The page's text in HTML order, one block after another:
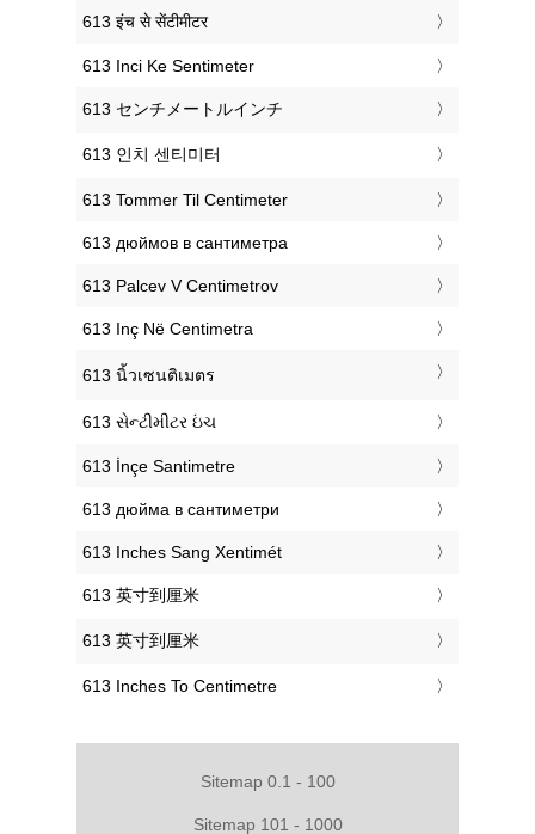
‎613 इंच से सेंटीमीटर
‎613 Inci Ke Sentimeter
‎613 センチメートルインチ
‎613 인치 센티미터
‎613 Tommer Til Centimeter
‎613 дюймов в сантиметра
‎613 Palcev V Centimetrov
‎613 Inç Në Centimetra
‎613 นิ้วเซนติเมตร
‎613 સેન્ટીમીટર ઇંચ
‎613 İnçe Santimetre
‎613 дюйма в сантиметри
‎613 Inches Sang Xentimét
‎613 英寸到厘米
‎613 英寸到厘米
‎613 Inches To Centimetre
Sitemap 0.1 - 100
Sitemap 101 - 1000